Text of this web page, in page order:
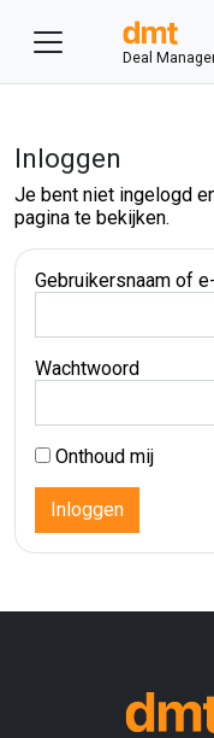
Deal
Inloggen
Je bent niet ingelogd
pagina te bekijken.
Gebruikersnaam of
Wachtwoord
Onthoud mij